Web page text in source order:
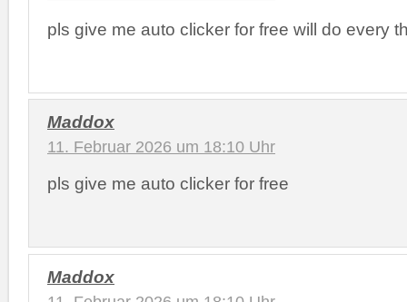
pls give me auto clicker for free will do every
Maddox
11. Februar 2026 um 18:10 Uhr
pls give me auto clicker for free
Maddox